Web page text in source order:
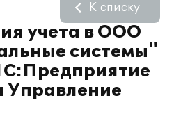
учета в ООО
системы"
Управление
К списку